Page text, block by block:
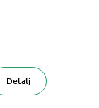
Detalj